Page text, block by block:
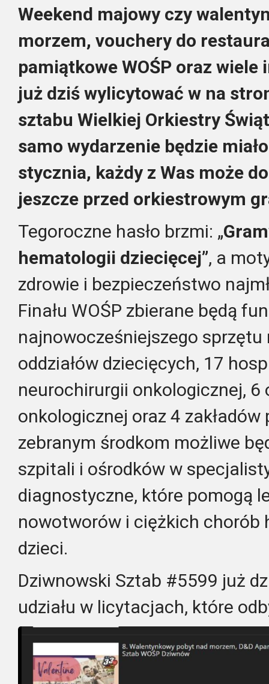
Weekend majowy czy
morzem, vouchery do
pamiątkowe WOŚP oraz
już dziś wylicytować w na
sztabu Wielkiej Orkiestry
samo wydarzenie będzie
stycznia, każdy z Was może
jeszcze przed orkiestrowym
Tegoroczne hasło brzmi: „
hematologii dziecięcej”, a
zdrowie i bezpieczeństwo
Finału WOŚP zbierane będą
najnowocześniejszego sprzętu
oddziałów dziecięcych, 17
neurochirurgii onkologicznej, 6
onkologicznej oraz 4
zebranym środkom możliwe
szpitali i ośrodków w
diagnostyczne, które pomogą
nowotworów i ciężkich chorób
dzieci.
Dziwnowski Sztab #5599 już
udziału w licytacjach, które